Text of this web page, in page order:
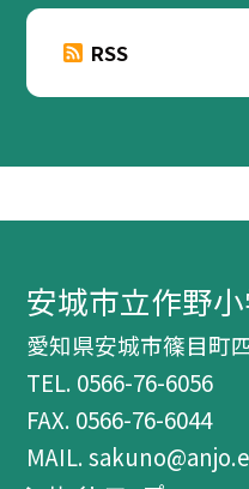
RSS
安城市立作野
愛知県安城市篠目町
TEL. 0566-76-6056
FAX. 0566-76-6044
MAIL.